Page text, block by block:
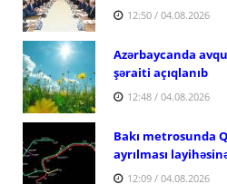
12:50 / 04.08.2026
Azərbaycanda
şəraiti açıqlanıb
12:48 / 04.08.2026
Bakı metrosunda
ayrılması
12:09 / 04.08.2026